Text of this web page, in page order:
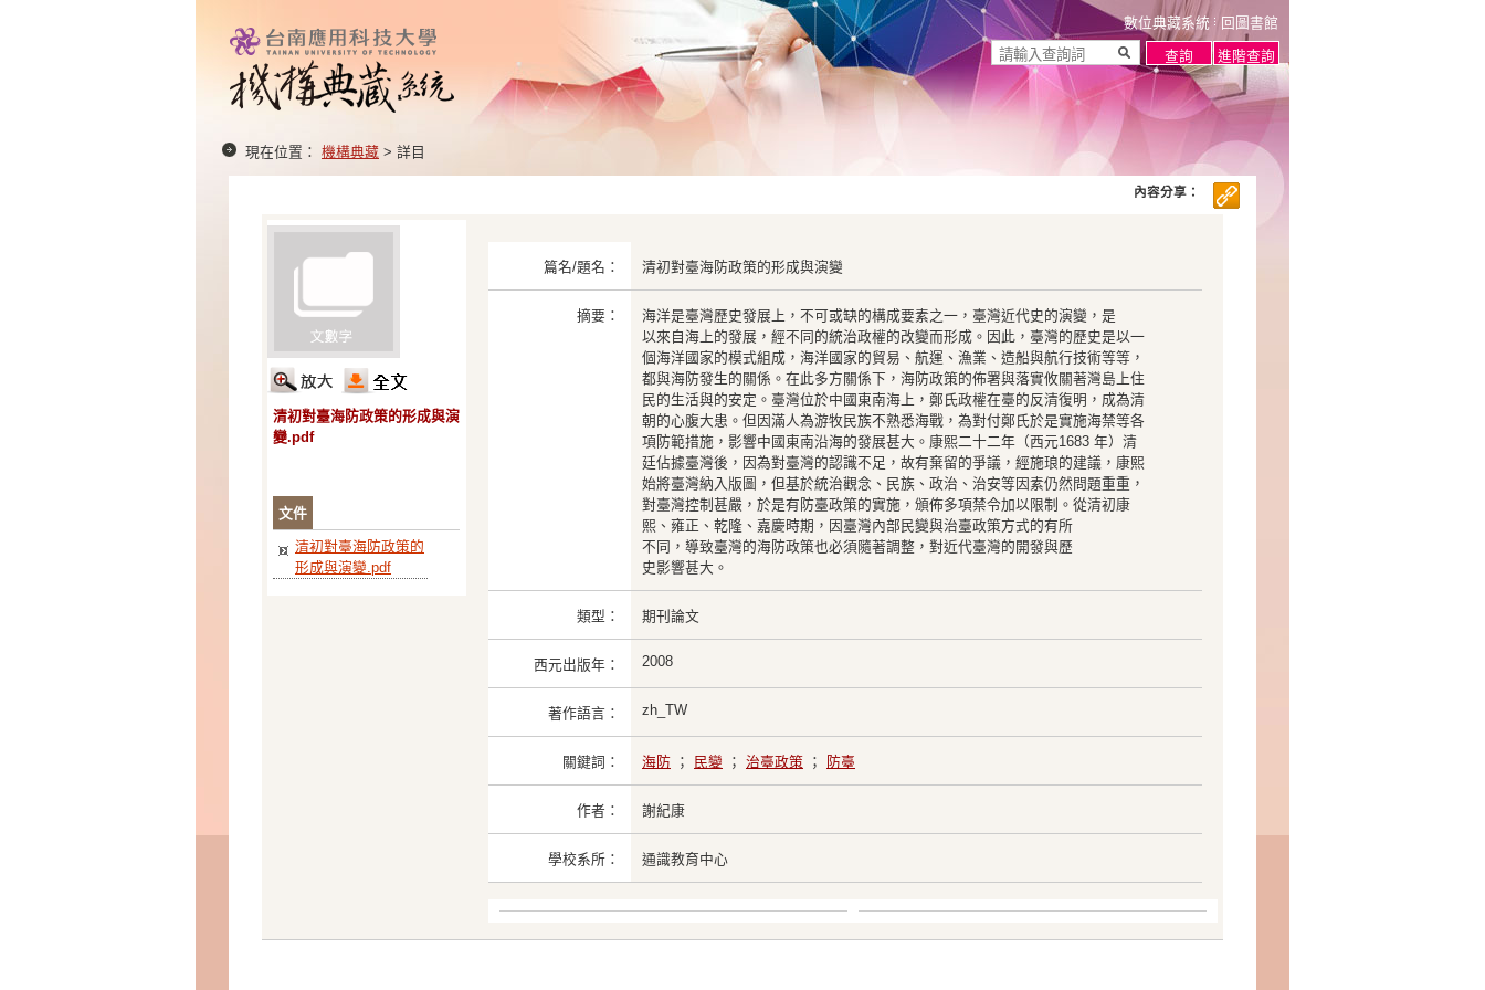
數位典藏系統 回圖書館
現在位置： 機構典藏 > 詳目
清初對臺海防政策的形成與演
變.pdf
文件
清初對臺海防政策的
形成與演變.pdf
篇名/題名： 清初對臺海防政策的形成與演變
摘要：
海洋是臺灣歷史發展上，不可或缺的構成要素之一，臺灣近代史的演變，是
以來自海上的發展，經不同的統治政權的改變而形成。因此，臺灣的歷史是以一
個海洋國家的模式組成，海洋國家的貿易、航運、漁業、造船與航行技術等等，
都與海防發生的關係。在此多方關係下，海防政策的佈署與落實攸關著灣島上住
民的生活與的安定。臺灣位於中國東南海上，鄭氏政權在臺的反清復明，成為清
朝的心腹大患。但因滿人為游牧民族不熟悉海戰，為對付鄭氏於是實施海禁等各
項防範措施，影響中國東南沿海的發展甚大。康熙二十二年（西元1683 年）清
廷佔據臺灣後，因為對臺灣的認識不足，故有棄留的爭議，經施琅的建議，康熙
始將臺灣納入版圖，但基於統治觀念、民族、政治、治安等因素仍然問題重重，
對臺灣控制甚嚴，於是有防臺政策的實施，頒佈多項禁令加以限制。從清初康
熙、雍正、乾隆、嘉慶時期，因臺灣內部民變與治臺政策方式的有所
不同，導致臺灣的海防政策也必須隨著調整，對近代臺灣的開發與歷
史影響甚大。
類型： 期刊論文
西元出版年： 2008
著作語言： zh_TW
關鍵詞： 海防 ； 民變 ； 治臺政策 ； 防臺
作者： 謝紀康
學校系所： 通識教育中心
內容分享：